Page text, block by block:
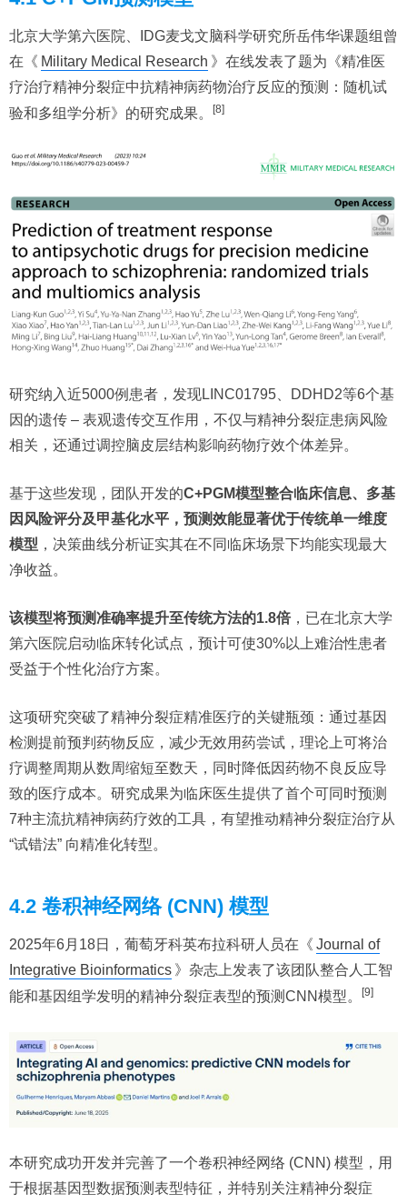
北京大学第六医院、IDG麦戈文脑科学研究所岳伟华课题组曾
在《 Military Medical Research 》在线发表了题为《精准医
疗治疗精神分裂症中抗精神病药物治疗反应的预测：随机试
验和多组学分析》的研究成果。
[8]
研究纳入近5000例患者，发现LINC01795、DDHD2等6个基
因的遗传 – 表观遗传交互作用，不仅与精神分裂症患病风险
相关，还通过调控脑皮层结构影响药物疗效个体差异。
基于这些发现，团队开发的C+PGM模型整合临床信息、多基
因风险评分及甲基化水平，预测效能显著优于传统单一维度
模型 ，决策曲线分析证实其在不同临床场景下均能实现最大
净收益。
该模型将预测准确率提升至传统方法的1.8倍，已在北京大学
第六医院启动临床转化试点，预计可使30%以上难治性患者
受益于个性化治疗方案。
这项研究突破了精神分裂症精准医疗的关键瓶颈：通过基因
检测提前预判药物反应，减少无效用药尝试，理论上可将治
疗调整周期从数周缩短至数天，同时降低因药物不良反应导
致的医疗成本。研究成果为临床医生提供了首个可同时预测
7种主流抗精神病药疗效的工具，有望推动精神分裂症治疗从
“试错法” 向精准化转型。
4.2 卷积神经网络 (CNN) 模型
2025年6月18日，葡萄牙科英布拉科研人员在《 Journal of
Integrative Bioinformatics 》杂志上发表了该团队整合人工智
能和基因组学发明的精神分裂症表型的预测CNN模型。
[9]
本研究成功开发并完善了一个卷积神经网络 (CNN) 模型，用
于根据基因型数据预测表型特征，并特别关注精神分裂症